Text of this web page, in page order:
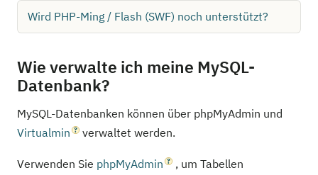
Wird PHP-Ming / Flash (SWF) noch unterstützt?
Wie verwalte ich meine MySQL-
Datenbank?
MySQL-Datenbanken können über phpMyAdmin und
Virtualmin
verwaltet werden.
Verwenden Sie phpMyAdmin
, um Tabellen